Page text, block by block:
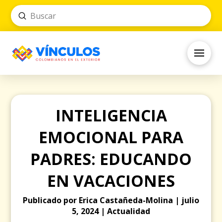
Search
Submit
INTELIGENCIA
EMOCIONAL PARA
PADRES: EDUCANDO
EN VACACIONES
Publicado por Erica Castañeda-Molina | julio
5, 2024 | Actualidad